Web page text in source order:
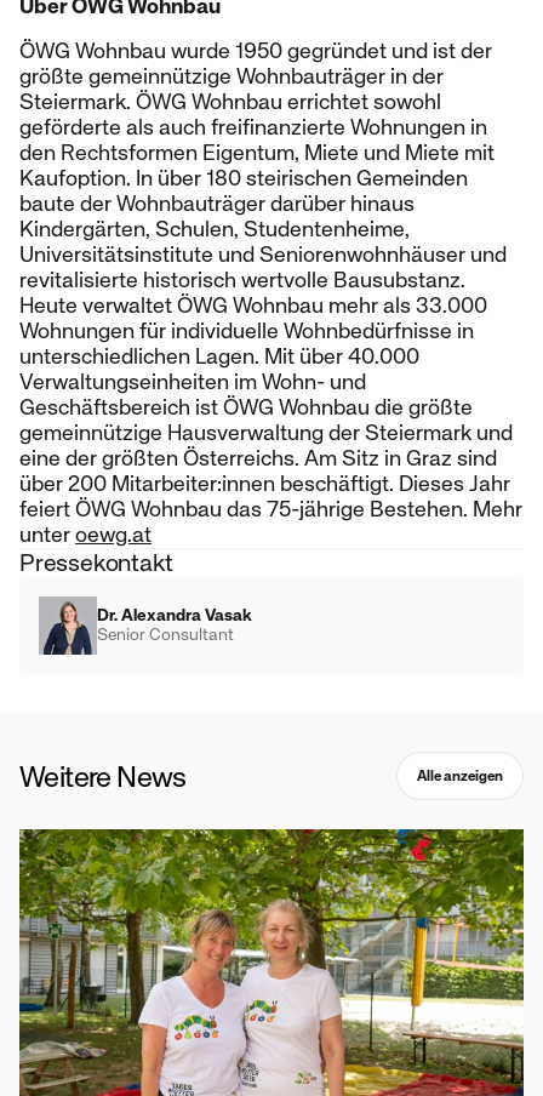
Über ÖWG Wohnbau
ÖWG Wohnbau wurde 1950 gegründet und ist der
größte gemeinnützige Wohnbauträger in der
Steiermark. ÖWG Wohnbau errichtet sowohl
geförderte als auch freifinanzierte Wohnungen in
den Rechtsformen Eigentum, Miete und Miete mit
Kaufoption. In über 180 steirischen Gemeinden
baute der Wohnbauträger darüber hinaus
Kindergärten, Schulen, Studentenheime,
Universitätsinstitute und Seniorenwohnhäuser und
revitalisierte historisch wertvolle Bausubstanz.
Heute verwaltet ÖWG Wohnbau mehr als 33.000
Wohnungen für individuelle Wohnbedürfnisse in
unterschiedlichen Lagen. Mit über 40.000
Verwaltungseinheiten im Wohn- und
Geschäftsbereich ist ÖWG Wohnbau die größte
gemeinnützige Hausverwaltung der Steiermark und
eine der größten Österreichs. Am Sitz in Graz sind
über 200 Mitarbeiter:innen beschäftigt. Dieses Jahr
feiert ÖWG Wohnbau das 75-jährige Bestehen. Mehr
unteroewg.at
Pressekontakt
Dr. Alexandra Vasak
Senior Consultant
Weitere News Alle anzeigen